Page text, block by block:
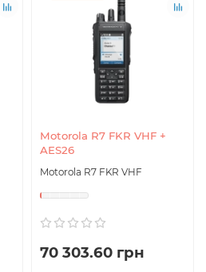
Motorola R7 FKR VHF +
AES26
Motorola R7 FKR VHF
70 303.60 грн